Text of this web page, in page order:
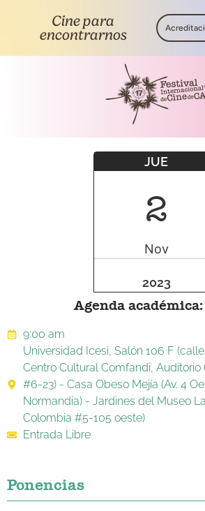
Cine para
encontrarnos
JUE
2
Nov
2023
Agenda
9:00 am
Universidad Icesi, Salón 106 F
Centro Cultural Comfandi, Auditorio
#6-23) - Casa Obeso Mejía (Av. 4
Normandia) - Jardines del Museo
Colombia #5-105 oeste)
Entrada Libre
Ponencias